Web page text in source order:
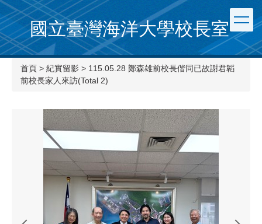
國立臺灣海洋大學校長室
首頁 > 紀實留影 > 115.05.28 鄭森雄前校長偕同已故謝君韜
前校長家人來訪(Total 2)